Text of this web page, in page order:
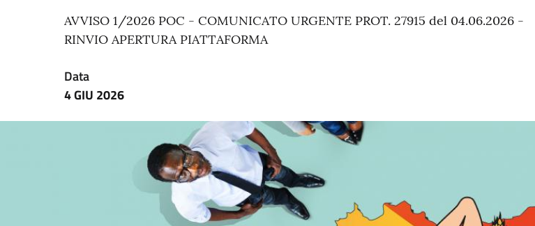
AVVISO 1/2026 POC - COMUNICATO URGENTE PROT. 27915 del 04.06.2026 -
RINVIO APERTURA PIATTAFORMA
Data
4 GIU 2026